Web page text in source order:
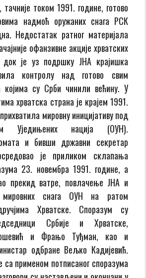
током 1991. године, готово
надмоћ оружаних снага РСК
Недостатак ратног материјала
офанзивне акције хрватских
док је уз подршку ЈНА крајишка
контролу над готово свим
којима су Срби чинили већину. У
хрватска страна је крајем 1991.
мировну иницијативу под
Уједињених нација (ОУН).
и бивши државни секретар
је приликом склапања
23. новембра 1991. године, а
прекид ватре, повлачење ЈНА и
мировних снага ОУН на ратом
Хрватске. Споразум су
Србије и Хрватске,
и Фрањо Туђман, као и
одбране Вељко Кадијевић.
применом потписаног споразума